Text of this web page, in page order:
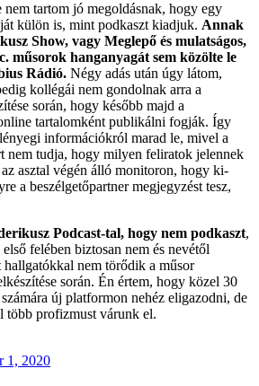
nem tartom jó megoldásnak, hogy egy
külön is, mint podkaszt kiadjuk. Annak
Show, vagy Meglepő és mulatságos,
műsorok hanganyagát sem közölte le
Rádió. Négy adás után úgy látom,
kollégái nem gondolnak arra a
során, hogy később majd a
tartalomként publikálni fogják. Így
információkról marad le, mivel a
nem tudja, hogy milyen feliratok jelennek
asztal végén álló monitoron, hogy ki-
a beszélgetőpartner megjegyzést tesz,
Podcast-tal, hogy nem podkaszt,
felében biztosan nem és nevétől
hallgatókkal nem törődik a műsor
során. Én értem, hogy közel 30
új platformon nehéz eligazodni, de
több profizmust várunk el.
1, 2020